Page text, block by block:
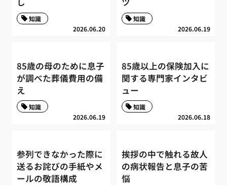
2026.06.20
知識
2026.06.19
知識
85歳の母のために息子
が調べた葬儀費用の備
え
2026.06.19
知識
85歳以上の保険加入に
関する専門家インタビ
ュー
2026.06.18
知識
参列できなかった際に
送るお詫びの手紙やメ
ールの敬語構成
挨拶の中で触れる故人
の病状報告と息子の苦
悩